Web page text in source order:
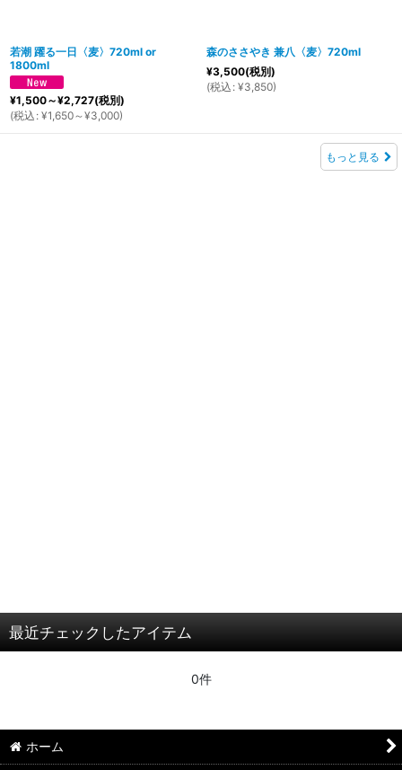
若潮 躍る一日〈麦〉720ml or
1800ml
¥1,500～¥2,727(税別)
(税込 : ¥1,650～¥3,000)
森のささやき 兼八〈麦〉720ml
¥3,500(税別)
(税込 : ¥3,850)
もっと見る
最近チェックしたアイテム
0件
ホーム